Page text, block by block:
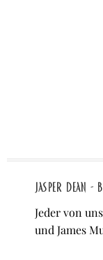
jasper dean -
Jeder von
und James